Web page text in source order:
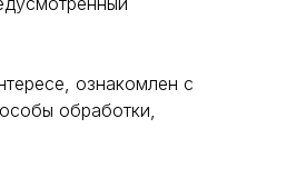
ознакомлен с
обработки,